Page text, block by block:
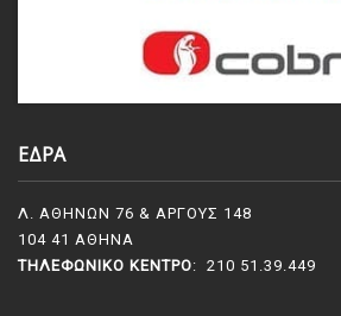
ΕΔΡΑ
Λ. ΑΘΗΝΩΝ 76 & ΑΡΓΟΥΣ 148
104 41 ΑΘΗΝΑ
ΤΗΛΕΦΩΝΙΚΌ ΚΈΝΤΡΟ: 210 51.39.449